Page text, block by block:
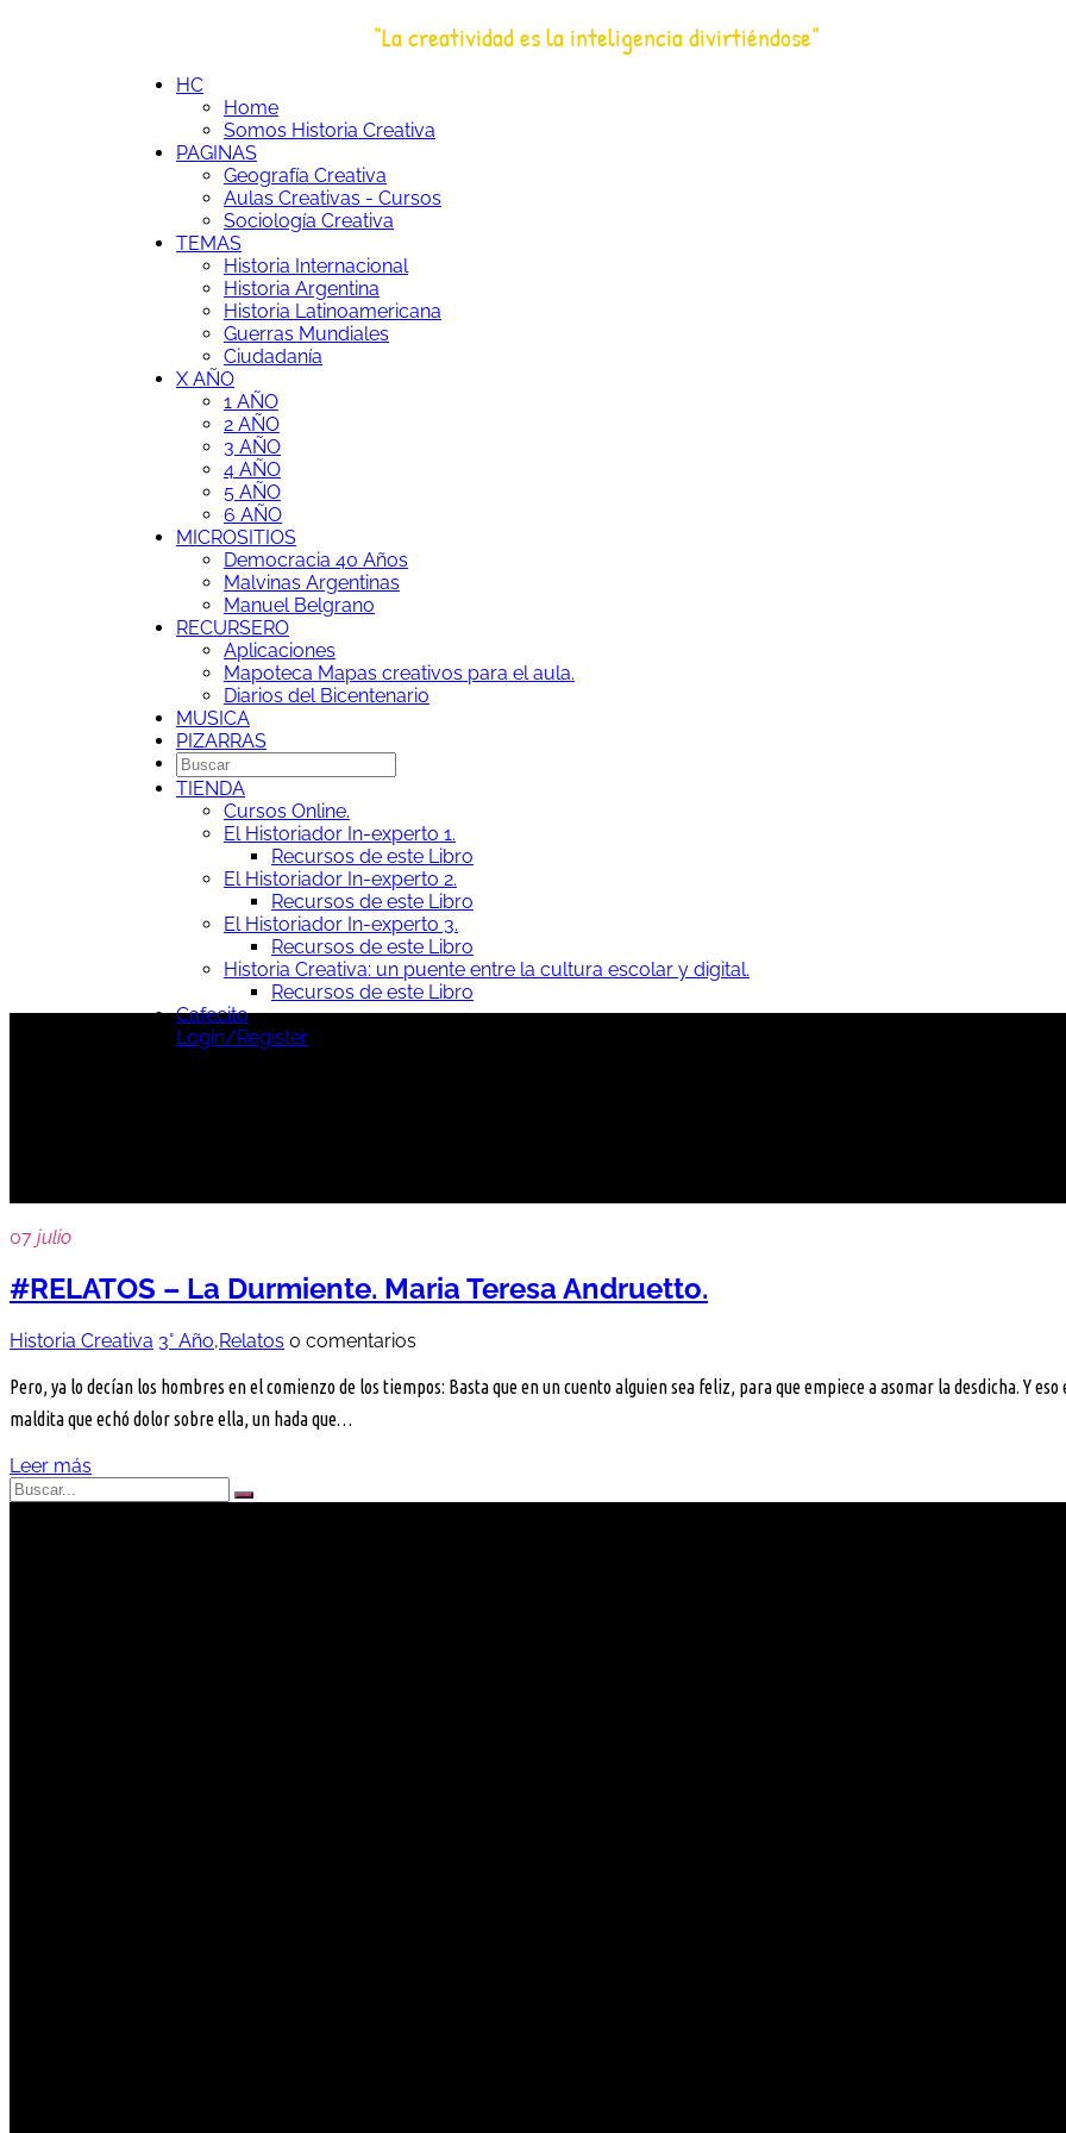
“La creatividad es la inteligencia divirtiéndose”
HC
Home
Somos Historia Creativa
PAGINAS
Geografía Creativa
Aulas Creativas - Cursos
Sociología Creativa
TEMAS
Historia Internacional
Historia Argentina
Historia Latinoamericana
Guerras Mundiales
Ciudadanía
X AÑO
1 AÑO
2 AÑO
3 AÑO
4 AÑO
5 AÑO
6 AÑO
MICROSITIOS
Democracia 40 Años
Malvinas Argentinas
Manuel Belgrano
RECURSERO
Aplicaciones
Mapoteca Mapas creativos para el aula.
Diarios del Bicentenario
MUSICA
PIZARRAS
TIENDA
Cursos Online.
El Historiador In-experto 1.
Recursos de este Libro
El Historiador In-experto 2.
Recursos de este Libro
El Historiador In-experto 3.
Recursos de este Libro
Historia Creativa: un puente entre la cultura escolar y digital.
Recursos de este Libro
Cafecito
Login/Register
07 julio
#RELATOS – La Durmiente. Maria Teresa Andruetto.
Historia Creativa 3° Año,Relatos 0 comentarios
Pero, ya lo decían los hombres en el comienzo de los tiempos: Basta que en un cuento alguien sea feliz, para que empiece a asomar la desdicha. Y eso
maldita que echó dolor sobre ella, un hada que…
Leer más